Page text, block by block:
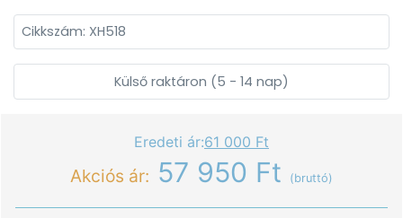
Cikkszám: XH518
Külső raktáron (5 - 14 nap)
Eredeti ár:61 000 Ft
Akciós ár: 57 950 Ft (bruttó)